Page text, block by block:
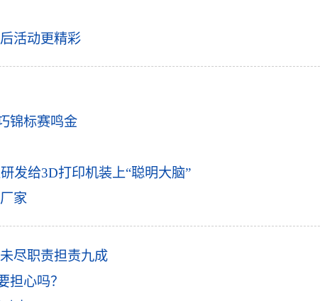
活动更精彩
锦标赛鸣金
发给3D打印机装上“聪明大脑”
家
尽职责担责九成
担心吗？